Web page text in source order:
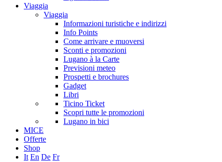
Viaggia
Viaggia
Informazioni turistiche e indirizzi
Info Points
Come arrivare e muoversi
Sconti e promozioni
Lugano à la Carte
Previsioni meteo
Prospetti e brochures
Gadget
Libri
Ticino Ticket
Scopri tutte le promozioni
Lugano in bici
MICE
Offerte
Shop
It En De Fr